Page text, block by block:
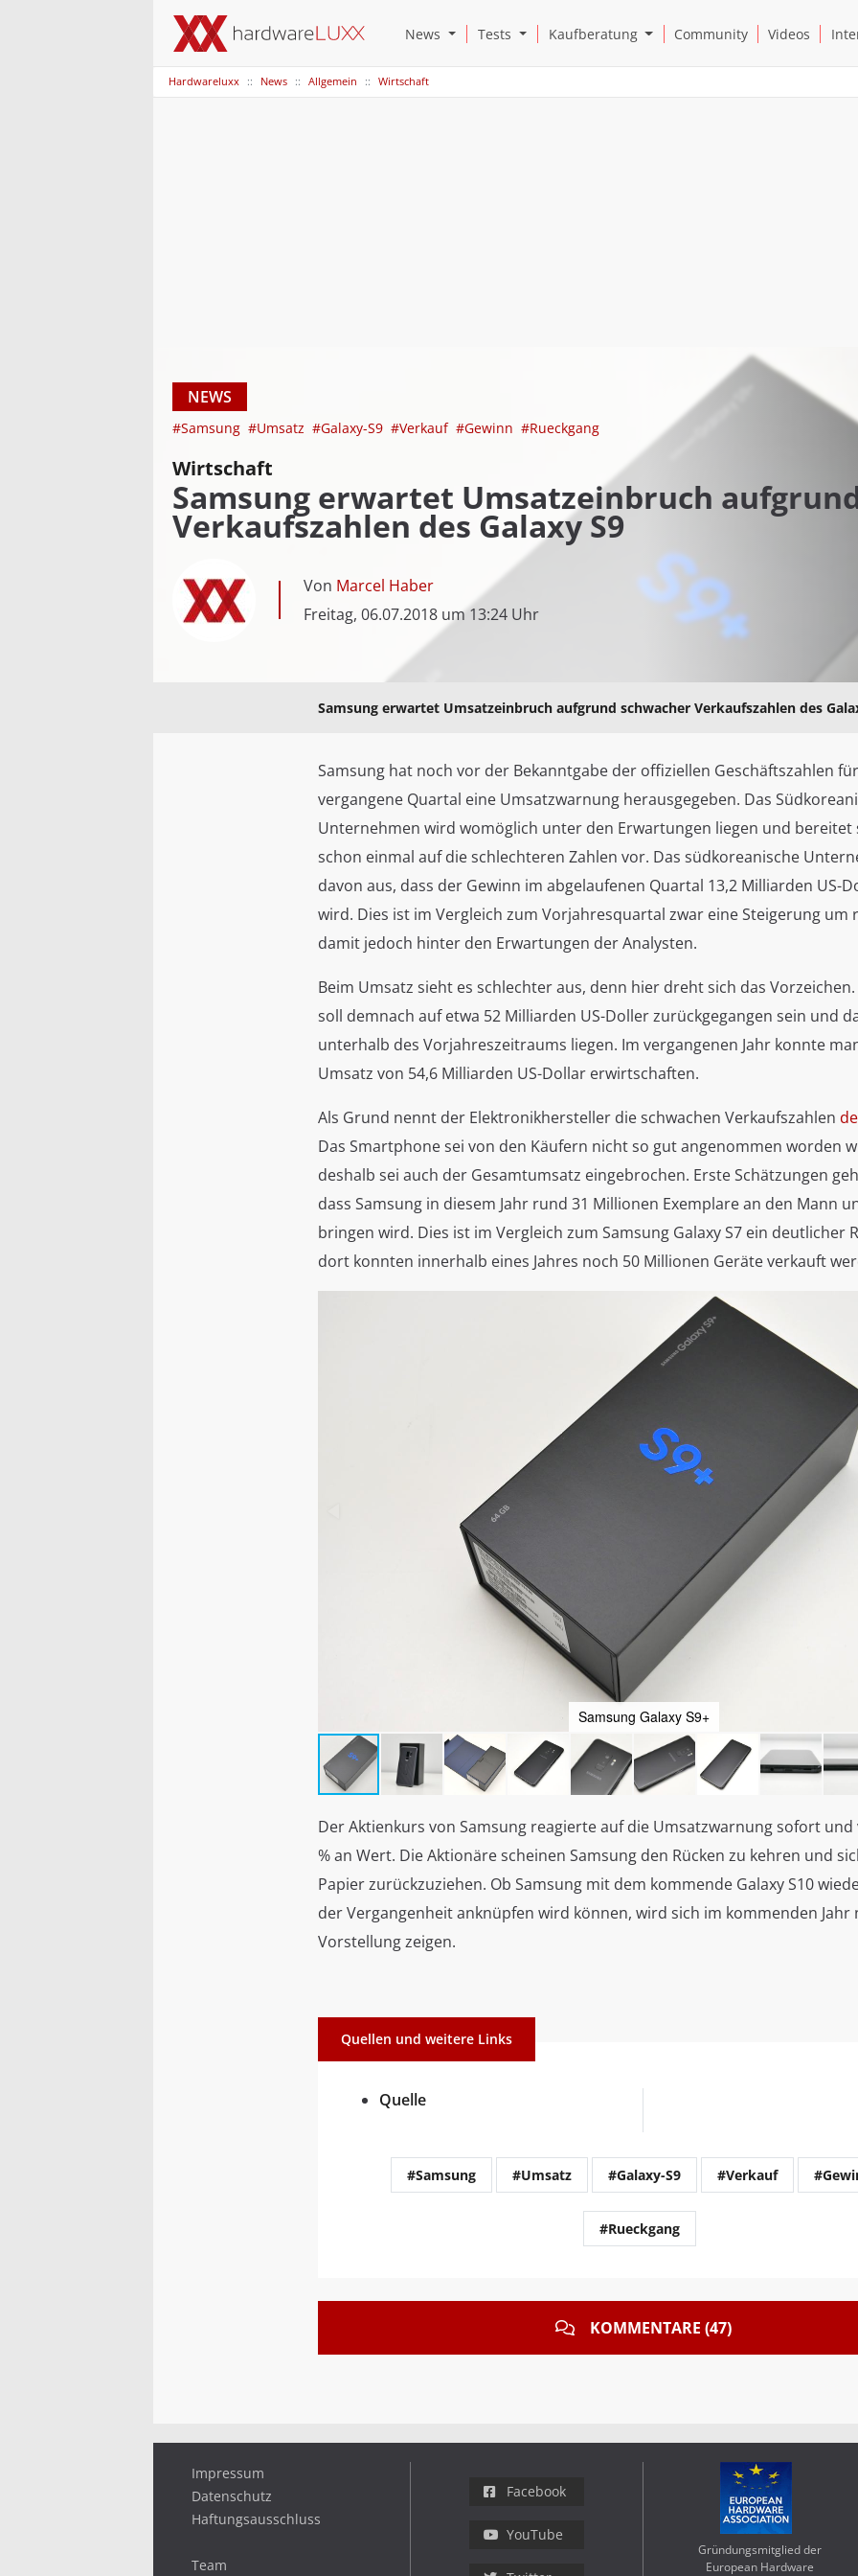
News Open News Submenu
Tests Open Tests Submenu
Kaufberatung Open Kaufberatung Submenu
Community Videos
Hardwareluxx News Allgemein Wirtschaft
NEWS
#Samsung #Umsatz #Galaxy-S9 #Verkauf #Gewinn #Rueckgang
Wirtschaft
Samsung erwartet Umsatzeinbruch
Verkaufszahlen des Galaxy S9
Von Marcel Haber
Freitag, 06.07.2018 um 13:24 Uhr
Samsung erwartet Umsatzeinbruch aufgrund schwacher Verkaufszahlen des
Samsung hat noch vor der Bekanntgabe der offiziellen Geschäftszahlen
vergangene Quartal eine Umsatzwarnung herausgegeben. Das
Unternehmen wird womöglich unter den Erwartungen liegen und bereitet
schon einmal auf die schlechteren Zahlen vor. Das südkoreanische
davon aus, dass der Gewinn im abgelaufenen Quartal 13,2 Milliarden US-
wird. Dies ist im Vergleich zum Vorjahresquartal zwar eine Steigerung um
damit jedoch hinter den Erwartungen der Analysten.
Beim Umsatz sieht es schlechter aus, denn hier dreht sich das
soll demnach auf etwa 52 Milliarden US-Doller zurückgegangen sein und
unterhalb des Vorjahreszeitraums liegen. Im vergangenen Jahr konnte
Umsatz von 54,6 Milliarden US-Dollar erwirtschaften.
Als Grund nennt der Elektronikhersteller die schwachen Verkaufszahlen
Das Smartphone sei von den Käufern nicht so gut angenommen worden
deshalb sei auch der Gesamtumsatz eingebrochen. Erste Schätzungen
dass Samsung in diesem Jahr rund 31 Millionen Exemplare an den Mann
bringen wird. Dies ist im Vergleich zum Samsung Galaxy S7 ein deutlicher
dort konnten innerhalb eines Jahres noch 50 Millionen Geräte verkauft
Samsung Galaxy S9+
Der Aktienkurs von Samsung reagierte auf die Umsatzwarnung sofort
% an Wert. Die Aktionäre scheinen Samsung den Rücken zu kehren und
Papier zurückzuziehen. Ob Samsung mit dem kommende Galaxy S10
der Vergangenheit anknüpfen wird können, wird sich im kommenden Jahr
Vorstellung zeigen.
Quellen und weitere Links
Quelle
#Samsung #Umsatz #Galaxy-S9 #Verkauf
#Rueckgang
KOMMENTARE (47)
Impressum
Datenschutz
Haftungsausschluss
Team
Facebook
YouTube
Gründungsmitglied der
European Hardware